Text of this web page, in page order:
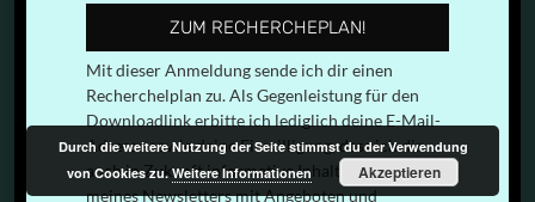
IMPRESSUM & DATENSCHUTZERKLÄRUNG
© 2026medien.geil| Designed by:Theme Freesia|
Durch die weitere Nutzung der Seite stimmst du der Verwendung
von Cookies zu.Weitere Informationen Akzeptieren
ZUM RECHERCHEPLAN!
Mit dieser Anmeldung sende ich dir einen
Recherchelplan zu. Als Gegenleistung für den
Downloadlink erbitte ich lediglich deine E-Mail-
Adresse sowie deine Einwilligung, dass ich dir
auch in Zukunft informative Inhalte in Form
meines Newsletters mit Angeboten und